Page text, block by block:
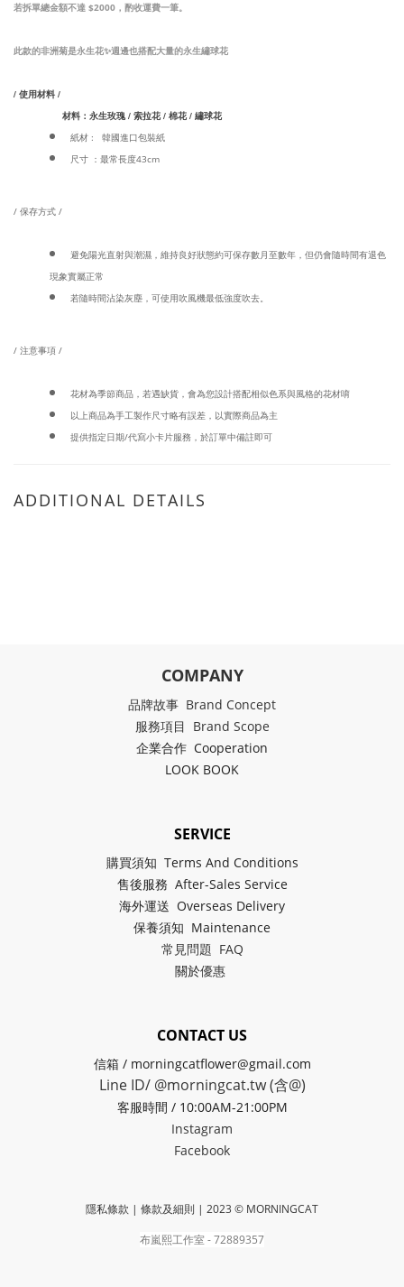
若拆單總金額不達 $2000，酌收運費一筆。
此款的非洲菊是永生花✨週邊也搭配大量的永生繡球花
/ 使用材料 /
材料：永生玫瑰 / 索拉花 / 棉花 / 繡球花
紙材 : 韓國進口包裝紙
尺寸 ：最常長度43cm
/ 保存方式 /
避免陽光直射與潮濕，維持良好狀態約可保存數月至數年，但仍會隨時間有退色
現象實屬正常
若隨時間沾染灰塵，可使用吹風機最低強度吹去。
/ 注意事項 /
花材為季節商品，若遇缺貨，會為您設計搭配相似色系與風格的花材唷
以上商品為手工製作尺寸略有誤差，以實際商品為主
提供指定日期/代寫小卡片服務，於訂單中備註即可
ADDITIONAL DETAILS
COMPANY
品牌故事 Brand Concept
服務項目 Brand Scope
企業合作 Cooperation
LOOK BOOK
SERVICE
購買須知 Terms And Conditions
售後服務 After-Sales Service
海外運送 Overseas Delivery
保養須知 Maintenance
常見問題 FAQ
關於優惠
CONTACT US
信箱 / morningcatflower@gmail.com
Line ID/ @morningcat.tw (含@)
客服時間 / 10:00AM-21:00PM
Instagram
Facebook
隱私條款 | 條款及細則 | 2023 © MORNINGCAT
布嵐熙工作室 - 72889357